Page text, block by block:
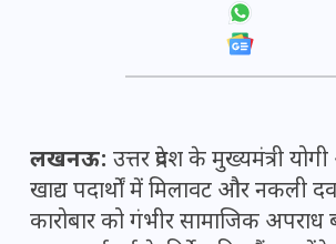
लखनऊ: उत्तर प्रदेश के मुख्यमंत्री
खाद्य पदार्थों में मिलावट और नकली
कारोबार को गंभीर सामाजिक अपराध